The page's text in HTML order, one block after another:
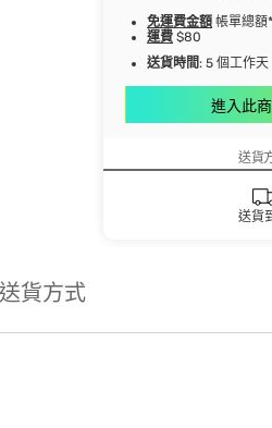
免運費金額 帳單總額
運費 $80
送貨時間: 5 個工作天
進入此
送貨
送貨
送貨方式